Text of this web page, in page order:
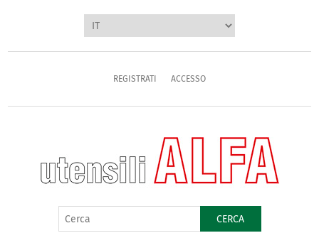
REGISTRATI ACCESSO
CERCA